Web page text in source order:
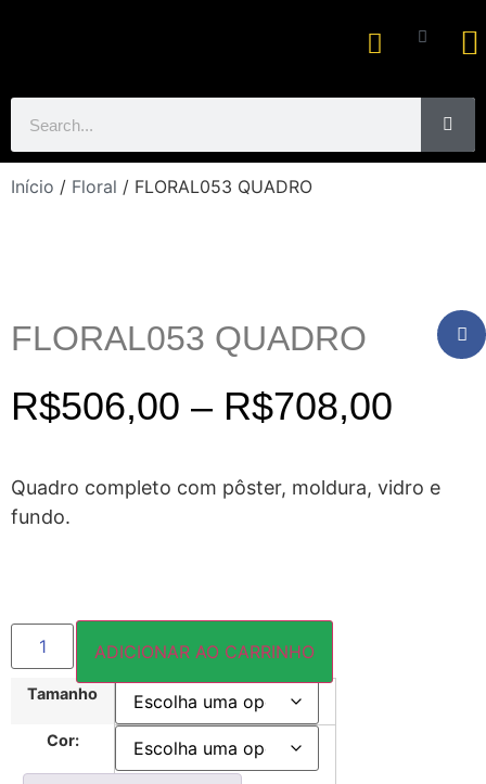
Início / Floral / FLORAL053 QUADRO
FLORAL053 QUADRO
R$506,00 – R$708,00
Quadro completo com pôster, moldura, vidro e
fundo.
Tamanho
Cor:
ADICIONAR AO CARRINHO